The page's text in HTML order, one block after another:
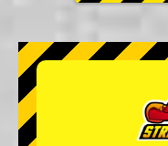
Unternehmen
Tokio Shinagawa
Tokio Akihabara#2